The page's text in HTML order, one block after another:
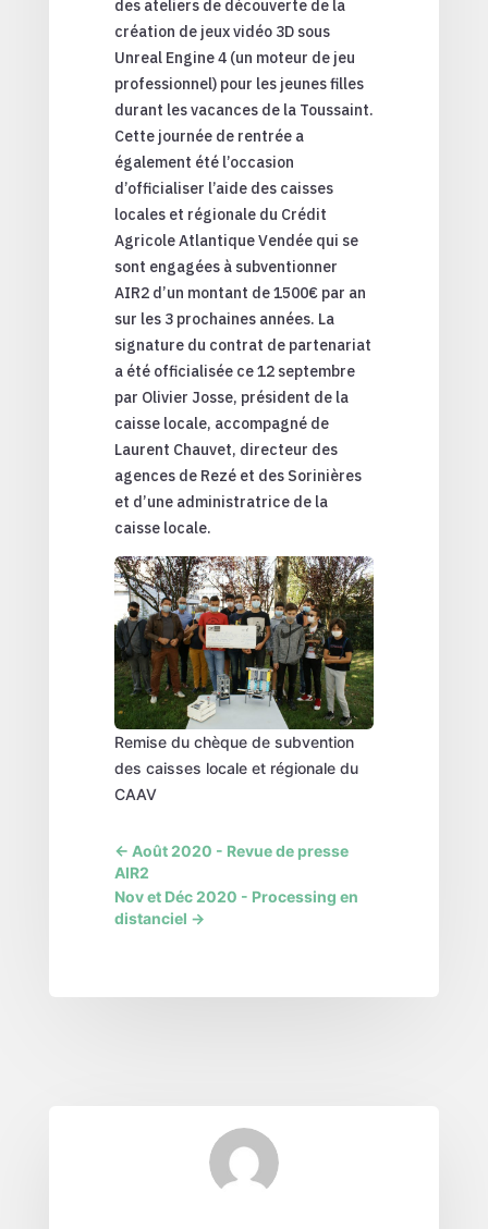
des ateliers de découverte de la
création de jeux vidéo 3D sous
Unreal Engine 4 (un moteur de jeu
professionnel) pour les jeunes filles
durant les vacances de la Toussaint.
Cette journée de rentrée a
également été l’occasion
d’officialiser l’aide des caisses
locales et régionale du Crédit
Agricole Atlantique Vendée qui se
sont engagées à subventionner
AIR2 d’un montant de 1500€ par an
sur les 3 prochaines années. La
signature du contrat de partenariat
a été officialisée ce 12 septembre
par Olivier Josse, président de la
caisse locale, accompagné de
Laurent Chauvet, directeur des
agences de Rezé et des Sorinières
et d’une administratrice de la
caisse locale.
Remise du chèque de subvention
des caisses locale et régionale du
CAAV
← Août 2020 - Revue de presse
AIR2
Nov et Déc 2020 - Processing en
distanciel →